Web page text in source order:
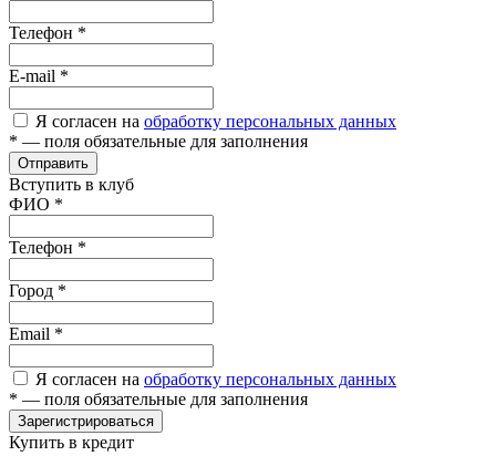
Телефон *
E-mail *
Я согласен на обработку персональных данных
* — поля обязательные для заполнения
Отправить
Вступить в клуб
ФИО *
Телефон *
Город *
Email *
Я согласен на обработку персональных данных
* — поля обязательные для заполнения
Зарегистрироваться
Купить в кредит